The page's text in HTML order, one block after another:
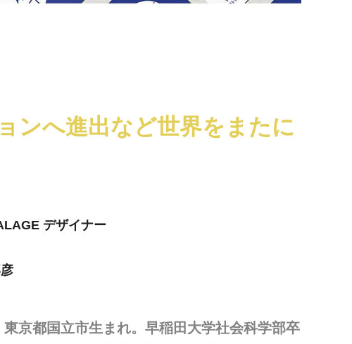
ンへ進出など世界をまたに
デザイナー
京都国立市生まれ。早稲田大学社会科学部卒